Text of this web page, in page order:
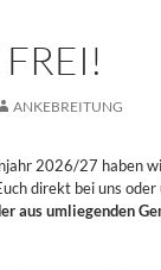
ANKEBREITUNG
2026/27 haben
direkt bei uns
aus umliegenden